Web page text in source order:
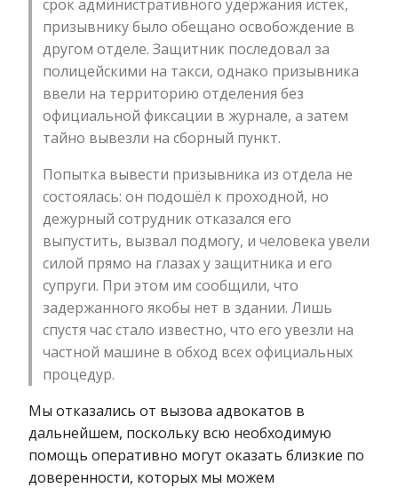
срок административного удержания истек,
призывнику было обещано освобождение в
другом отделе. Защитник последовал за
полицейскими на такси, однако призывника
ввели на территорию отделения без
официальной фиксации в журнале, а затем
тайно вывезли на сборный пункт.
Попытка вывести призывника из отдела не
состоялась: он подошёл к проходной, но
дежурный сотрудник отказался его
выпустить, вызвал подмогу, и человека увели
силой прямо на глазах у защитника и его
супруги. При этом им сообщили, что
задержанного якобы нет в здании. Лишь
спустя час стало известно, что его увезли на
частной машине в обход всех официальных
процедур.
Мы отказались от вызова адвокатов в
дальнейшем, поскольку всю необходимую
помощь оперативно могут оказать близкие по
доверенности, которых мы можем